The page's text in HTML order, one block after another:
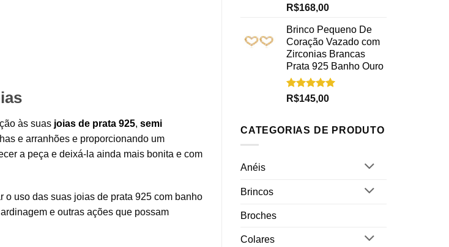
às suas joias de prata 925, semi
e arranhões e proporcionando um
a peça e deixá-la ainda mais bonita e com
o uso das suas joias de prata 925 com banho
e outras ações que possam
Avaliação
5.00
de 5
R$168,00
Brinco Pequeno De
Coração Vazado com
Zirconias Brancas
Prata 925 Banho Ouro
Avaliação
5.00
de 5
R$145,00
CATEGORIAS DE PRODUTO
Anéis
Brincos
Broches
Colares